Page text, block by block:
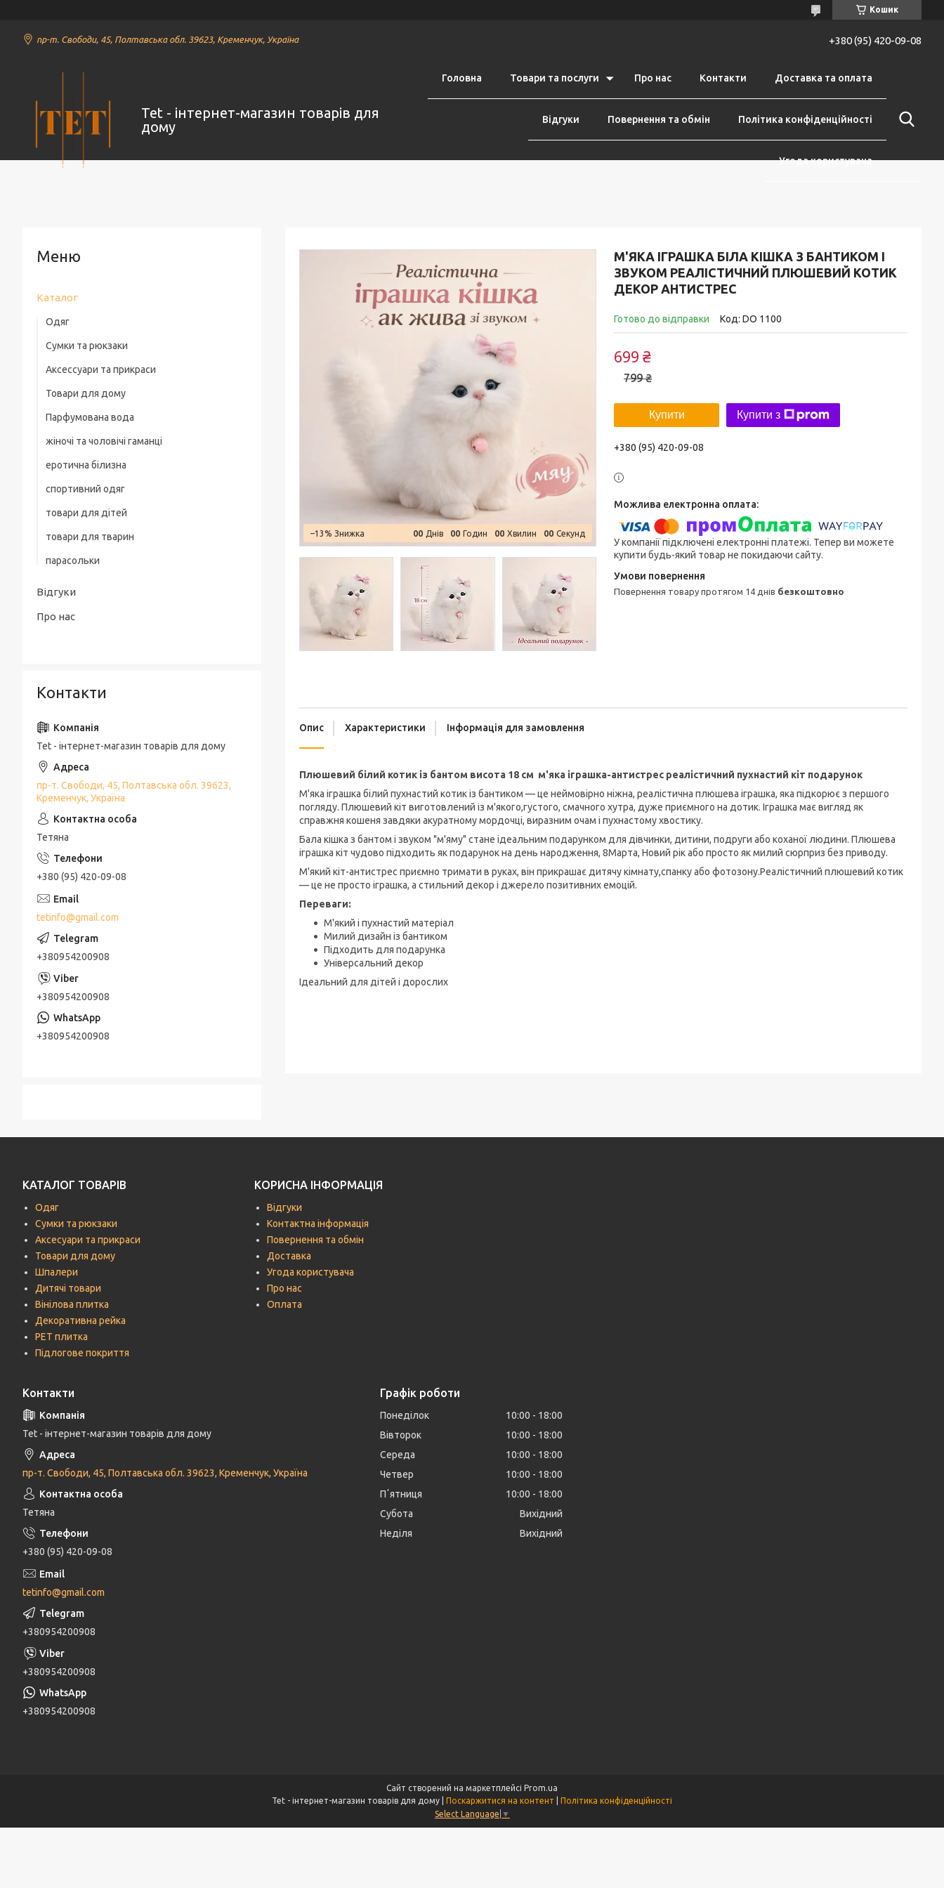
Кошик
пр-т. Свободи, 45, Полтавська обл. 39623, Кременчук, Україна +380 (95) 420-09-08
Tet - інтернет-магазин товарів для
дому
Головна Товари та послуги Про нас Контакти Доставка та оплата
Відгуки Повернення та обмін Політика конфіденційності
Угода користувача
М'ЯКА ІГРАШКА БІЛА КІШКА З БАНТИКОМ І
ЗВУКОМ РЕАЛІСТИЧНИЙ ПЛЮШЕВИЙ КОТИК
ДЕКОР АНТИСТРЕС
Готово до відправки Код: DO 1100
799 ₴
699 ₴
Купити Купити з
+380 (95) 420-09-08
У компанії підключені електронні платежі. Тепер ви можете
купити будь-який товар не покидаючи сайту.
повернення товару протягом 14 днів безкоштовно
–13% 00 Днів 00 Годин 00 Хвилин 00 Секунд
Опис Характеристики Інформація для замовлення
Плюшевий білий котик із бантом висота 18 см м'яка іграшка-антистрес реалістичний пухнастий кіт подарунок
М'яка іграшка білий пухнастий котик із бантиком — це неймовірно ніжна, реалістична плюшева іграшка, яка підкорює з першого
погляду. Плюшевий кіт виготовлений із м'якого,густого, смачного хутра, дуже приємного на дотик. Іграшка має вигляд як
справжня кошеня завдяки акуратному мордочці, виразним очам і пухнастому хвостику.
Бала кішка з бантом і звуком "м'яму" стане ідеальним подарунком для дівчинки, дитини, подруги або коханої людини. Плюшева
іграшка кіт чудово підходить як подарунок на день народження, 8Марта, Новий рік або просто як милий сюрприз без приводу.
М'який кіт-антистрес приємно тримати в руках, він прикрашає дитячу кімнату,спанку або фотозону.Реалістичний плюшевий котик
— це не просто іграшка, а стильний декор і джерело позитивних емоцій.
Переваги:
М'який і пухнастий матеріал
Милий дизайн із бантиком
Підходить для подарунка
Універсальний декор
Ідеальний для дітей і дорослих
Каталог
Одяг
Жіночий одяг
Жіночі піжами
Сумки та рюкзаки
Аксессуари та прикраси
Біжутерія
Товари для дому
Парфумована вода
жіночі та чоловічі гаманці
еротична білизна
спортивний одяг
товари для дітей
товари для тварин
парасольки
Відгуки
Про нас
Контакти
Tet - інтернет-магазин товарів для дому
пр-т. Свободи, 45, Полтавська обл. 39623,
Кременчук, Україна
Тетяна
+380 (95) 420-09-08
tetinfo@gmail.com
+380954200908
+380954200908
+380954200908
КАТАЛОГ ТОВАРІВ
Одяг
Сумки та рюкзаки
Аксесуари та прикраси
Товари для дому
Шпалери
Дитячі товари
Вінілова плитка
Декоративна рейка
РЕТ плитка
Підлогове покриття
КОРИСНА ІНФОРМАЦІЯ
Відгуки
Контактна інформація
Повернення та обмін
Доставка
Угода користувача
Про нас
Оплата
Контакти
Tet - інтернет-магазин товарів для дому
пр-т. Свободи, 45, Полтавська обл. 39623, Кременчук, Україна
Тетяна
+380 (95) 420-09-08
tetinfo@gmail.com
+380954200908
+380954200908
+380954200908
Графік роботи
Понеділок 10:00
18:00
Вівторок
10:00
18:00
Середа
10:00
18:00
Четвер
10:00
18:00
Пʼятниця
10:00
18:00
Субота
Вихідний
Неділя
Вихідний
Сайт створений на маркетплейсі Prom.ua
Поскаржитися на контент
Політика конфіденційності
Select Language ▼